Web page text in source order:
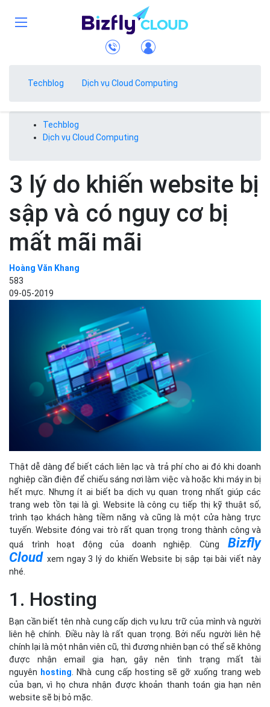
Techblog Dịch vụ Cloud Computing
Techblog
Dịch vụ Cloud Computing
3 lý do khiến website bị
sập và có nguy cơ bị
mất mãi mãi
Hoàng Văn Khang
583
09-05-2019
Thật dễ dàng để biết cách liên lạc và trả phí cho ai đó khi doanh
nghiệp cần điện để chiếu sáng nơi làm việc và hoặc khi máy in bị
hết mực. Nhưng ít ai biết ba dịch vụ quan trọng nhất giúp các
trang web tồn tại là gì. Website là công cụ tiếp thị kỹ thuật số,
trình tạo khách hàng tiềm năng và cũng là một cửa hàng trực
tuyến. Website đóng vai trò rất quan trọng trong thành công và
quá trình hoạt động của doanh nghiệp. Cùng
Bizfly
Cloud xem ngay 3 lý do khiến Website bị sập tại bài viết này
nhé.
1. Hosting
Bạn cần biết tên nhà cung cấp dịch vụ lưu trữ của mình và người
liên hệ chính. Điều này là rất quan trọng. Bởi nếu người liên hệ
chính lại là một nhân viên cũ, thì đương nhiên bạn có thể sẽ không
được nhận email gia hạn, gây nên tình trạng mất tài
nguyên hosting . Nhà cung cấp hosting sẽ gỡ xuống trang web
của bạn, vì họ chưa nhận được khoản thanh toán gia hạn nên
website sẽ bị bỏ mặc.